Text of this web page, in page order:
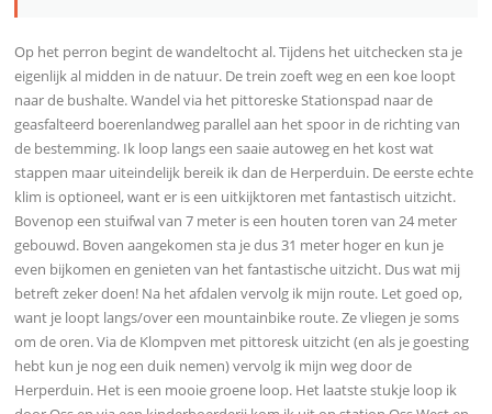
Op het perron begint de wandeltocht al. Tijdens het uitchecken sta je
eigenlijk al midden in de natuur. De trein zoeft weg en een koe loopt
naar de bushalte. Wandel via het pittoreske Stationspad naar de
geasfalteerd boerenlandweg parallel aan het spoor in de richting van
de bestemming. Ik loop langs een saaie autoweg en het kost wat
stappen maar uiteindelijk bereik ik dan de Herperduin. De eerste echte
klim is optioneel, want er is een uitkijktoren met fantastisch uitzicht.
Bovenop een stuifwal van 7 meter is een houten toren van 24 meter
gebouwd. Boven aangekomen sta je dus 31 meter hoger en kun je
even bijkomen en genieten van het fantastische uitzicht. Dus wat mij
betreft zeker doen! Na het afdalen vervolg ik mijn route. Let goed op,
want je loopt langs/over een mountainbike route. Ze vliegen je soms
om de oren. Via de Klompven met pittoresk uitzicht (en als je goesting
hebt kun je nog een duik nemen) vervolg ik mijn weg door de
Herperduin. Het is een mooie groene loop. Het laatste stukje loop ik